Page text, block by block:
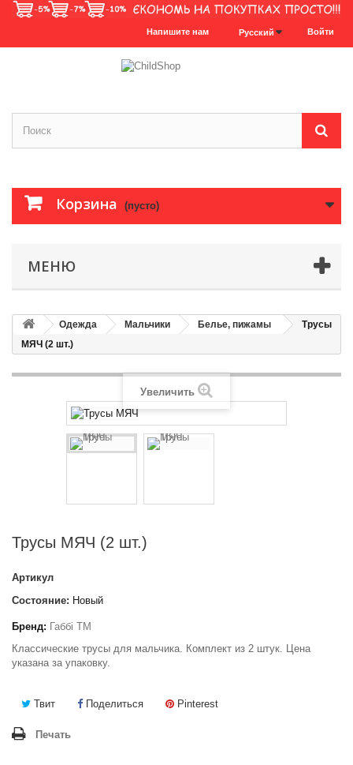
Войти
Русский
Напишите нам
Корзина (пусто)
МЕНЮ
Одежда Мальчики Белье, пижамы
Трусы
МЯЧ (2 шт.)
Увеличить
Трусы МЯЧ (2 шт.)
Артикул
Состояние: Новый
Бренд: Габбі ТМ
Классические трусы для мальчика. Комплект из 2 штук. Цена
указана за упаковку.
Твит Поделиться Pinterest
Печать